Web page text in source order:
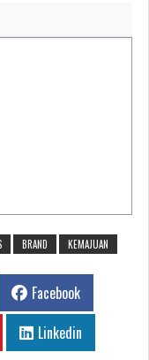
BRAND KEMAJUAN
Facebook
Linkedin